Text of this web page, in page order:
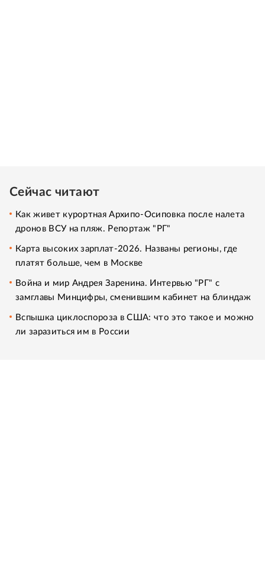
Сейчас читают
Как живет курортная Архипо-Осиповка после налета
дронов ВСУ на пляж. Репортаж "РГ"
Карта высоких зарплат-2026. Названы регионы, где
платят больше, чем в Москве
Война и мир Андрея Заренина. Интервью "РГ" с
замглавы Минцифры, сменившим кабинет на блиндаж
Вспышка циклоспороза в США: что это такое и можно
ли заразиться им в России